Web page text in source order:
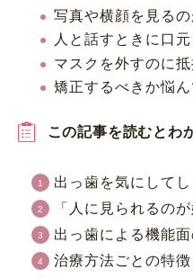
写真や横顔を見る
人と話すときに口
マスクを外すのに
矯正するべきか悩ん
この記事を読むとわ
出っ歯を気にして
「人に見られるの
出っ歯による機能
治療方法ごとの特徴